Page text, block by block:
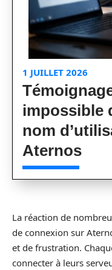
1 JUILLET 2026
impossible
nom
Aternos
La réaction de
de connexion sur
et de frustration.
connecter à leurs